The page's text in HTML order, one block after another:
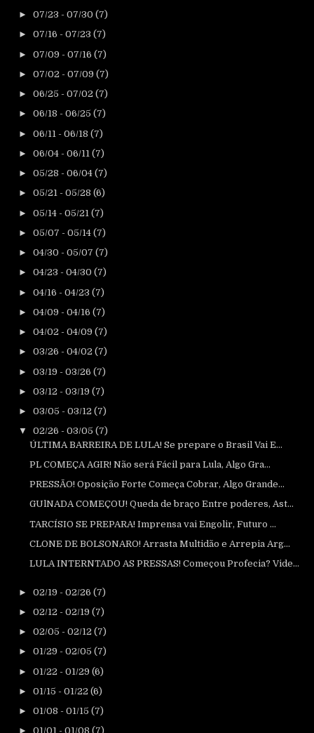
► 07/23 - 07/30 (7)
► 07/16 - 07/23 (7)
► 07/09 - 07/16 (7)
► 07/02 - 07/09 (7)
► 06/25 - 07/02 (7)
► 06/18 - 06/25 (7)
► 06/11 - 06/18 (7)
► 06/04 - 06/11 (7)
► 05/28 - 06/04 (7)
► 05/21 - 05/28 (6)
► 05/14 - 05/21 (7)
► 05/07 - 05/14 (7)
► 04/30 - 05/07 (7)
► 04/23 - 04/30 (7)
► 04/16 - 04/23 (7)
► 04/09 - 04/16 (7)
► 04/02 - 04/09 (7)
► 03/26 - 04/02 (7)
► 03/19 - 03/26 (7)
► 03/12 - 03/19 (7)
► 03/05 - 03/12 (7)
▼ 02/26 - 03/05 (7)
ÚLTIMA BARREIRA DE LULA! Se prepare o Brasil Vai E...
PL COMEÇA AGIR! Não será Fácil para Lula, Algo Gra...
PRESSÃO! Oposição Forte Começa Cobrar, Algo Grande...
GUlNADA COMEÇOU! Queda de braço Entre poderes, Ast...
TARCÍSIO SE PREPARA! Imprensa vai Engolir, Futuro ...
CLONE DE BOLSONARO! Arrasta Multidão e Arrepia Arg...
LULA INTERNTADO AS PRESSAS! Começou Profecia? Vide...
► 02/19 - 02/26 (7)
► 02/12 - 02/19 (7)
► 02/05 - 02/12 (7)
► 01/29 - 02/05 (7)
► 01/22 - 01/29 (6)
► 01/15 - 01/22 (6)
► 01/08 - 01/15 (7)
► 01/01 - 01/08 (7)